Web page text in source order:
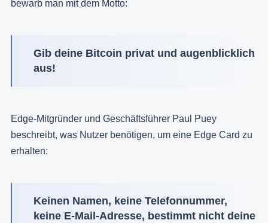
bewarb man mit dem Motto:
Gib deine Bitcoin privat und augenblicklich
aus!
Edge-Mitgründer und Geschäftsführer Paul Puey
beschreibt, was Nutzer benötigen, um eine Edge Card zu
erhalten:
Keinen Namen, keine Telefonnummer,
keine E-Mail-Adresse, bestimmt nicht deine